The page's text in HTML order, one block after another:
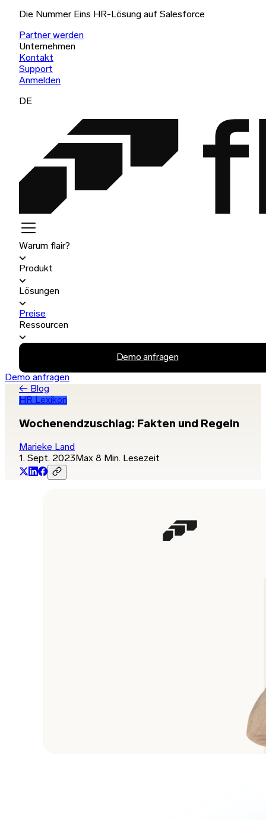
Die Nummer Eins HR-Lösung auf Salesforce
Partner werden
Unternehmen
Kontakt
Support
Anmelden
DE
Warum flair?
Produkt
Lösungen
Preise
Ressourcen
Demo anfragen
Demo anfragen
← Blog
HR Lexikon
Wochenendzuschlag: Fakten und Regeln
Marieke Land
1. Sept. 2023Max 8 Min. Lesezeit